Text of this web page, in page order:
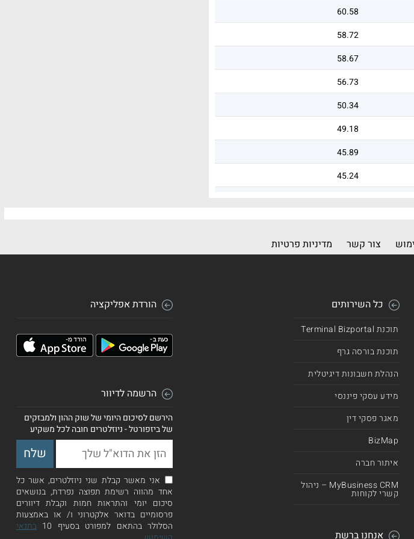
60.58
58.72
58.67
56.73
50.34
49.18
45.89
45.24
צור קשר מדיניות פרטיות
כל השירותים
תוכנת Terminal Bizportal
תוכנת בורסה גרף
הנהלת חשבונות דיגיטלית
מידע עסקי פיננסי
מאגר פסקי דין
BizMap
איתור חברה
MyBusiness CRM – ניהול
קשרי לקוחות
אנחנו ברשת
הורדת אפליקציה
הרשמה לדיוור
הירשם לסיכום היומי של שוק ההון ולמבזקים
של ביזפורטל - ניוזלטרים חובה לכל משקיע
אני מאשר קבלת שני ניוזלטרים, אשר כל
אחד מהווה רשימת תפוצה נפרדת, בנושאים
סיכום יומי והתראות חמות וקבלת דיוורים
פרסומיים בדואר אלקטרוני ו/ או באמצעות
הסלולר בהתאם למפורט בסעיף 10
בתנאי